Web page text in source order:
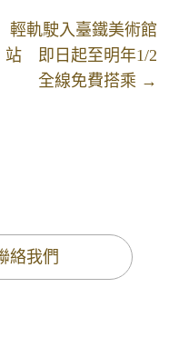
輕軌駛入臺鐵美術館
站 即日起至明年1/2
全線免費搭乘 →
絡我們